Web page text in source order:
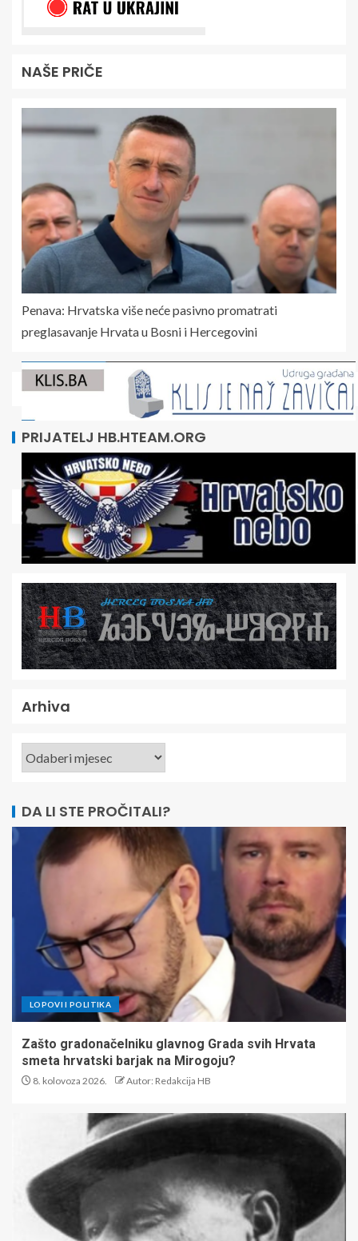
NAŠE PRIČE
Penava: Hrvatska više neće pasivno promatrati
preglasavanje Hrvata u Bosni i Hercegovini
PRIJATELJ HB.HTEAM.ORG
Arhiva
DA LI STE PROČITALI?
LOPOVI I POLITIKA
Zašto gradonačelniku glavnog Grada svih Hrvata
smeta hrvatski barjak na Mirogoju?
8. kolovoza 2026. Autor: Redakcija HB